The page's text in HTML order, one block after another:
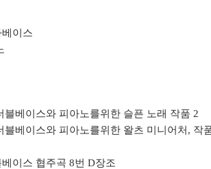
이스
블베이스와 피아노를위한 슬픈 노래 작품 2
블베이스와 피아노를위한 왈츠 미니어처, 작
이스 협주곡 8번 D장조